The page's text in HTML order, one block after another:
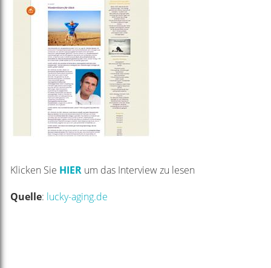
Klicken Sie HIERum das Interview zu lesen
Quelle: lucky-aging.de